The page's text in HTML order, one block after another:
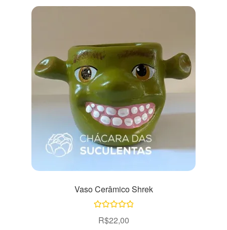
Vaso Cerâmico Shrek
5.00de 5
R$22,00